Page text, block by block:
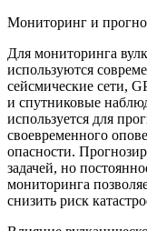
Мониторинг и
Для мониторинга
используются
сейсмические сети,
и спутниковые
используется для
своевременного
опасности.
задачей, но
мониторинга
снизить риск